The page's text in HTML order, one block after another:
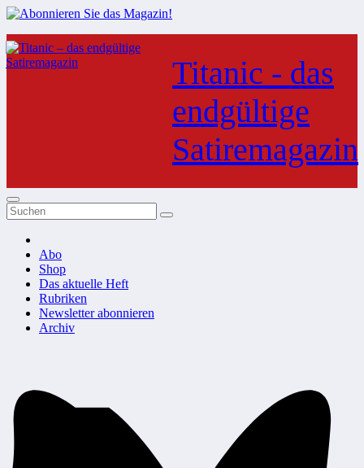
Zum
Inhalt
springen
Titanic - das
endgültige
Satiremagazin
Abo
Shop
Das aktuelle Heft
Rubriken
Newsletter abonnieren
Archiv